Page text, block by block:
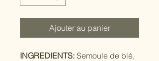
Ajouter au panier
INGREDIENTS: Semoule de blé,